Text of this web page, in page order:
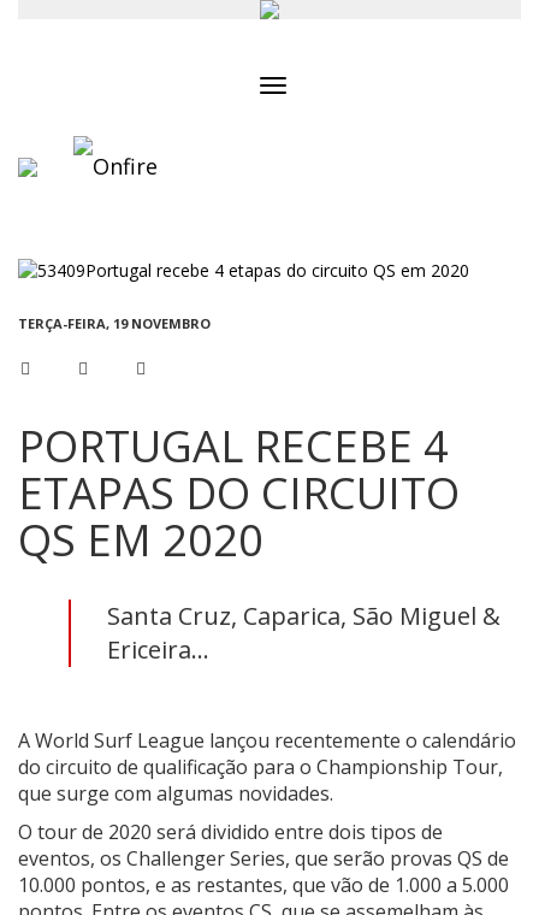
TERÇA-FEIRA, 19 NOVEMBRO
PORTUGAL RECEBE 4
ETAPAS DO CIRCUITO
QS EM 2020
Santa Cruz, Caparica, São Miguel &
Ericeira...
A World Surf League lançou recentemente o calendário
do circuito de qualificação para o Championship Tour,
que surge com algumas novidades.
O tour de 2020 será dividido entre dois tipos de
eventos, os Challenger Series, que serão provas QS de
10.000 pontos, e as restantes, que vão de 1.000 a 5.000